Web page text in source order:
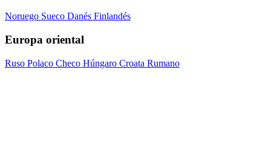
Noruego Sueco Danés Finlandés
Europa oriental
Ruso Polaco Checo Húngaro Croata Rumano